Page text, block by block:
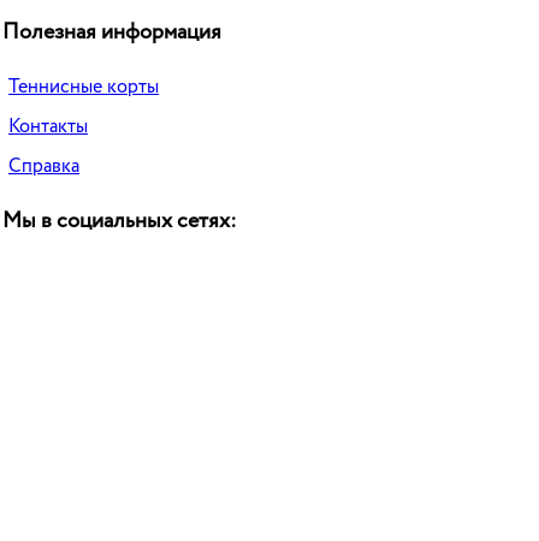
Полезная информация
Теннисные корты
Контакты
Справка
Мы в социальных сетях: